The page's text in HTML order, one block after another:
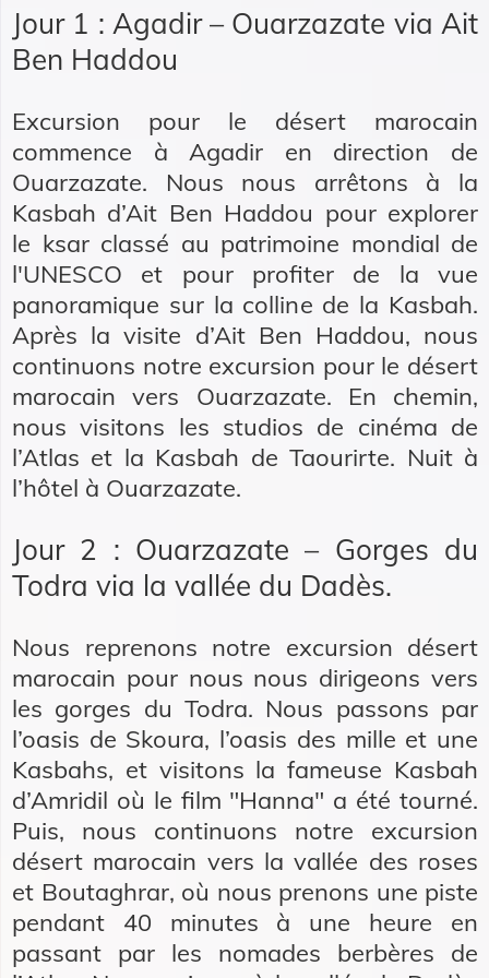
Jour 1 : Agadir – Ouarzazate via Ait
Ben Haddou
Excursion pour le désert marocain
commence à Agadir en direction de
Ouarzazate. Nous nous arrêtons à la
Kasbah d’Ait Ben Haddou pour explorer
le ksar classé au patrimoine mondial de
l'UNESCO et pour profiter de la vue
panoramique sur la colline de la Kasbah.
Après la visite d’Ait Ben Haddou, nous
continuons notre excursion pour le désert
marocain vers Ouarzazate. En chemin,
nous visitons les studios de cinéma de
l’Atlas et la Kasbah de Taourirte. Nuit à
l’hôtel à Ouarzazate.
Jour 2 : Ouarzazate – Gorges du
Todra via la vallée du Dadès.
Nous reprenons notre excursion désert
marocain pour nous nous dirigeons vers
les gorges du Todra. Nous passons par
l’oasis de Skoura, l’oasis des mille et une
Kasbahs, et visitons la fameuse Kasbah
d’Amridil où le film "Hanna" a été tourné.
Puis, nous continuons notre excursion
désert marocain vers la vallée des roses
et Boutaghrar, où nous prenons une piste
pendant 40 minutes à une heure en
passant par les nomades berbères de